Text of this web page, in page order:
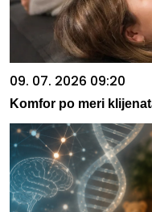
09. 07. 2026 09:20
Komfor po meri